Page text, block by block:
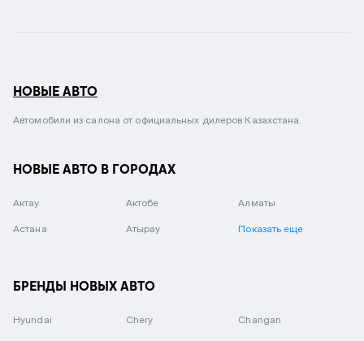
НОВЫЕ АВТО
Автомобили из салона от официальных дилеров Казахстана.
НОВЫЕ АВТО В ГОРОДАХ
Актау Актобе Алматы
Астана Атырау Показать еще
БРЕНДЫ НОВЫХ АВТО
Hyundai Chery Changan